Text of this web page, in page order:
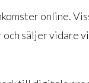
online.
säljer vidare